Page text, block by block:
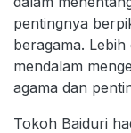
pentingnya
beragama.
mendalam
agama dan
Tokoh Baiduri